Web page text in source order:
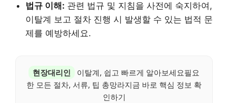
법규 이해: 관련 법규 및 지침을 사전에 숙지하여,
이탈계 보고 절차 진행 시 발생할 수 있는 법적 문
제를 예방하세요.
현장대리인
이탈계, 쉽고 빠르게 알아보세요필요
한 모든 절차, 서류, 팁 총망라지금 바로 핵심 정보 확
인하기